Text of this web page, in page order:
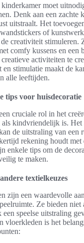
moet
Denk aan een zachte
uitstraalt. Het
of
creativiteit stimuleren.
comfy kussens en een
activiteiten te
en stimulatie maakt de
alle leeftijden.
tips voor huisdecoratie
cruciale rol in het
kindvriendelijk is. Het
de uitstraling van een
rekening houdt met
enkele tips om de
te maken.
textielkeuzes
zijn een waardevolle
Ze bieden niet
speelse uitstraling
vloerkleden is het